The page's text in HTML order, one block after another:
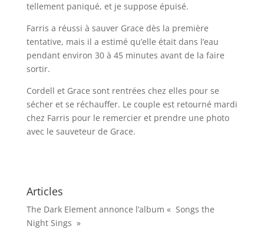
tellement paniqué, et je suppose épuisé.
Farris a réussi à sauver Grace dès la première
tentative, mais il a estimé qu’elle était dans l’eau
pendant environ 30 à 45 minutes avant de la faire
sortir.
Cordell et Grace sont rentrées chez elles pour se
sécher et se réchauffer. Le couple est retourné mardi
chez Farris pour le remercier et prendre une photo
avec le sauveteur de Grace.
Articles
The Dark Element annonce l’album « Songs the
Night Sings »